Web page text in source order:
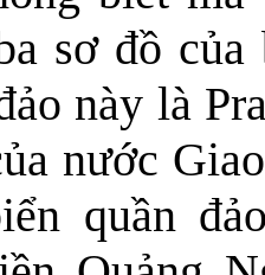
sơ đồ của
này là
nước
quần